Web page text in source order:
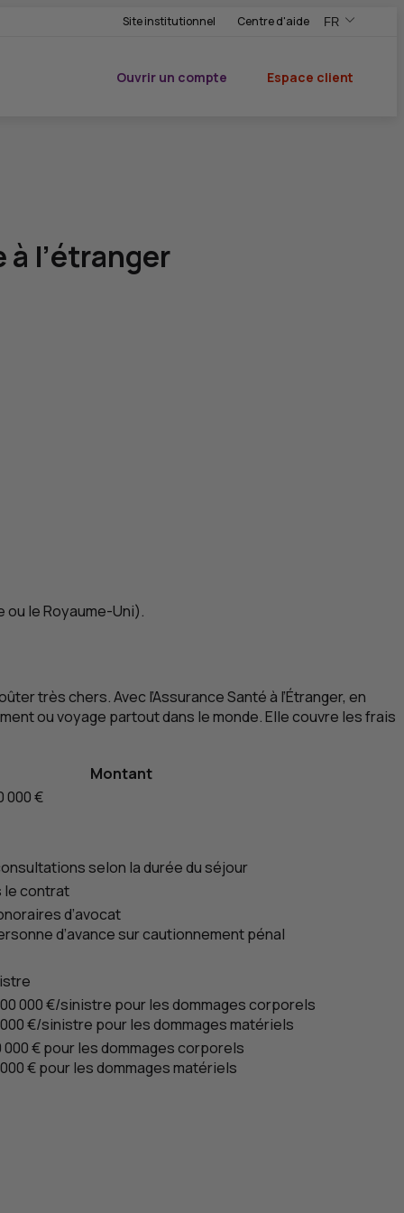
Site institutionnel Centre d'aide FR
,Version
,Changer de
Ouvrir un compte
Espace client
l’étranger
ou le Royaume-Uni).
très chers. Avec l’Assurance Santé à l’Étranger, en
ou voyage partout dans le monde. Elle couvre les frais
Montant
000 €
selon la durée du séjour
le contrat
d’avocat
d’avance sur cautionnement pénal
000 €/sinistre pour les dommages corporels
000 €/sinistre pour les dommages matériels
000 € pour les dommages corporels
000 € pour les dommages matériels